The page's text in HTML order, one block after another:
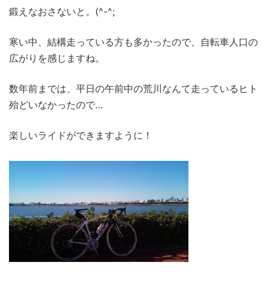
鍛えなおさないと。(^-^;
寒い中、結構走っている方も多かったので、自転車人口の
広がりを感じますね。
数年前までは、平日の午前中の荒川なんて走っているヒト
殆どいなかったので…
楽しいライドができますように！